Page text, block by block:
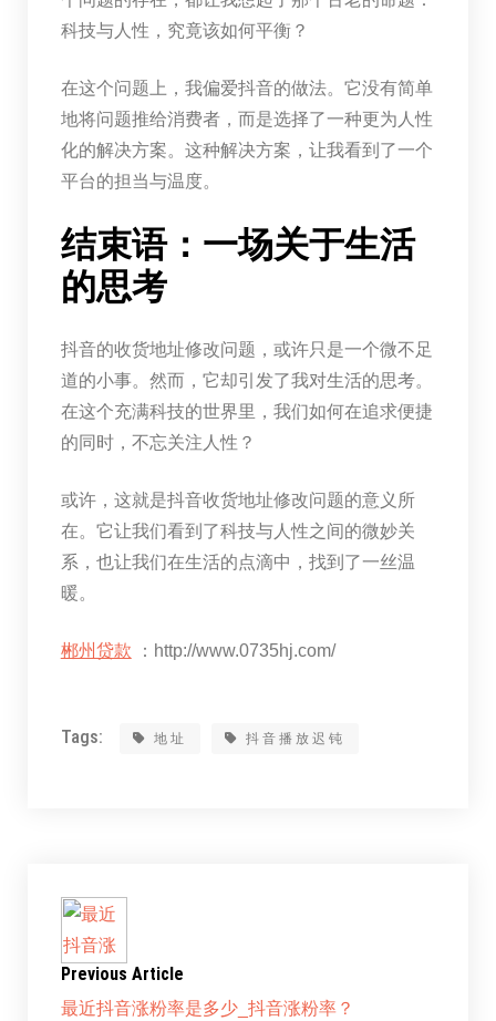
科技与人性，究竟该如何平衡？
在这个问题上，我偏爱抖音的做法。它没有简单
地将问题推给消费者，而是选择了一种更为人性
化的解决方案。这种解决方案，让我看到了一个
平台的担当与温度。
结束语：一场关于生活
的思考
抖音的收货地址修改问题，或许只是一个微不足
道的小事。然而，它却引发了我对生活的思考。
在这个充满科技的世界里，我们如何在追求便捷
的同时，不忘关注人性？
或许，这就是抖音收货地址修改问题的意义所
在。它让我们看到了科技与人性之间的微妙关
系，也让我们在生活的点滴中，找到了一丝温
暖。
郴州贷款 ：http://www.0735hj.com/
Tags: 地址 抖音播放迟钝
Previous Article
最近抖音涨粉率是多少_抖音涨粉率？